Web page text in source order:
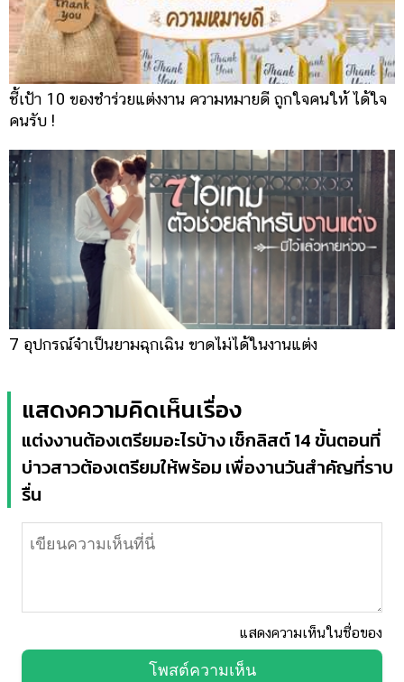
ชี้เป้า 10 ของชำร่วยแต่งงาน ความหมายดี ถูกใจคนให้ ได้ใจ
คนรับ !
7 อุปกรณ์จำเป็นยามฉุกเฉิน ขาดไม่ได้ในงานแต่ง
แสดงความคิดเห็นเรื่อง
แต่งงานต้องเตรียมอะไรบ้าง เช็กลิสต์ 14 ขั้นตอนที่
บ่าวสาวต้องเตรียมให้พร้อม เพื่องานวันสำคัญที่ราบ
รื่น
แสดงความเห็นในชื่อของ
โพสต์ความเห็น